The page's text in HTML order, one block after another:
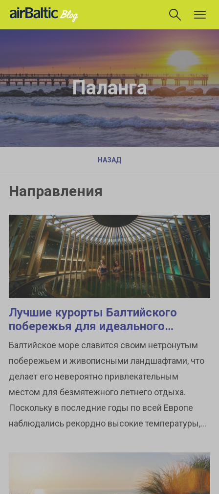
Паланга
НАЗАД
Направления
Лучшие курорты Балтийского
побережья для идеального
летнего отпуска
Балтийское море славится своим нетронутым
побережьем и живописными ландшафтами, что
делает его невероятно привлекательным
местом для безмятежного летнего отдыха.
Поскольку в последние годы по всей Европе
наблюдались рекордно высокие температуры,...